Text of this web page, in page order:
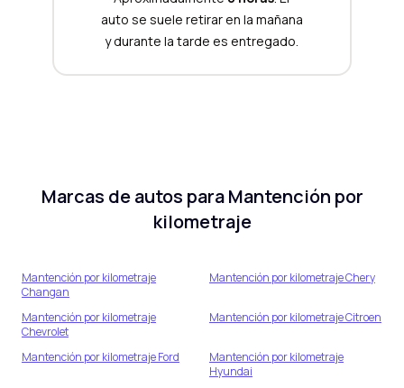
auto se suele retirar en la mañana
y durante la tarde es entregado.
Marcas de autos paraMantención por
kilometraje
Mantención por kilometraje
Changan
Mantención por kilometrajeChery
Mantención por kilometraje
Chevrolet
Mantención por kilometrajeCitroen
Mantención por kilometrajeFord
Mantención por kilometraje
Hyundai